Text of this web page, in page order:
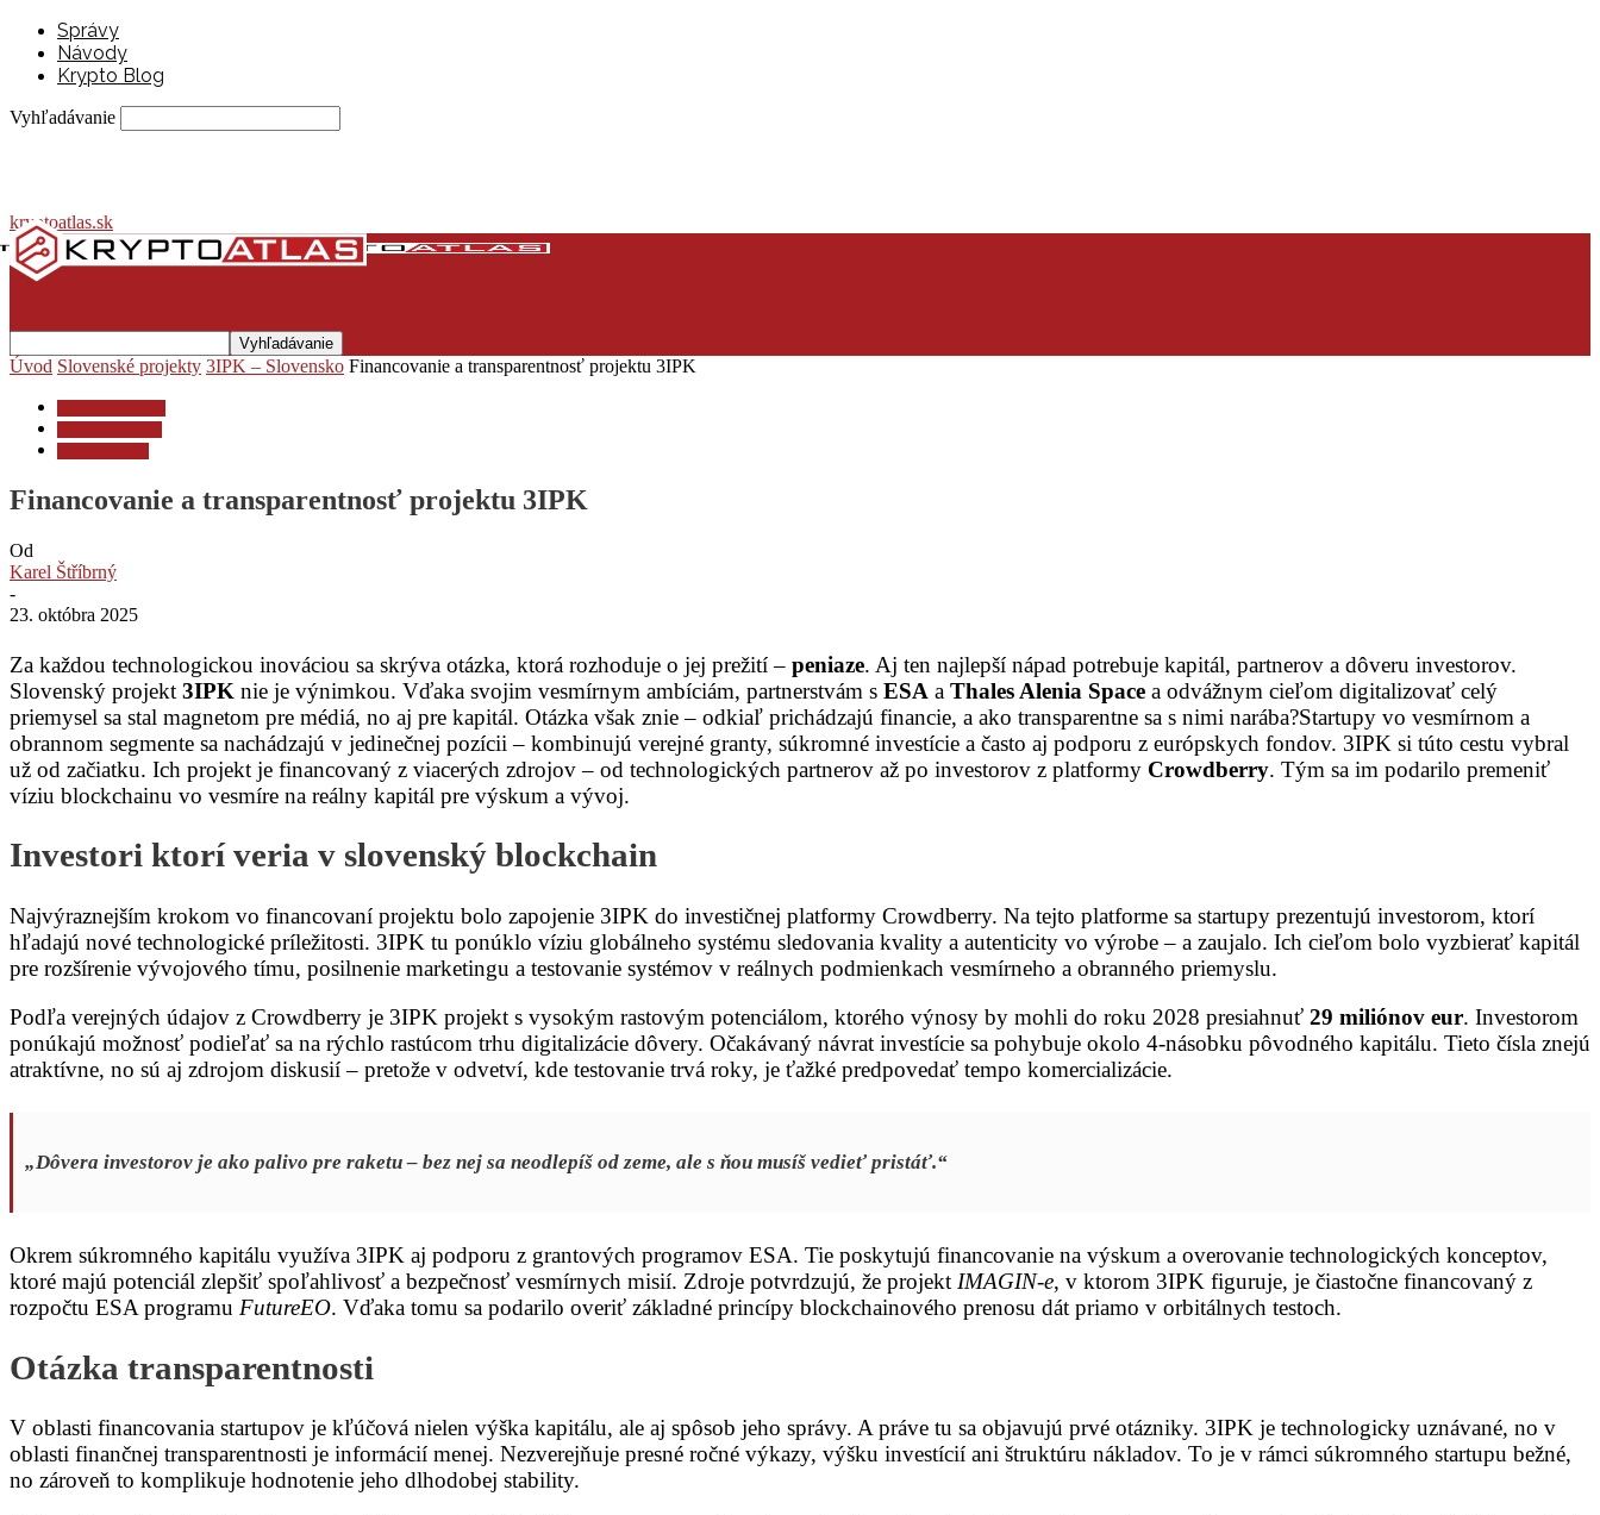
Správy
Návody
Krypto Blog
Vyhľadávanie
kryptoatlas.sk
Úvod Slovenské projekty 3IPK – Slovensko Financovanie a transparentnosť projektu 3IPK
Financovanie a transparentnosť projektu 3IPK
Od
Karel Štříbrný
-
23. októbra 2025
Za každou technologickou inováciou sa skrýva otázka, ktorá rozhoduje o jej prežití – peniaze. Aj ten najlepší nápad potrebuje kapitál, partnerov a dôveru investorov.
Slovenský projekt 3IPK nie je výnimkou. Vďaka svojim vesmírnym ambíciám, partnerstvám s ESA a Thales Alenia Space a odvážnym cieľom digitalizovať celý
priemysel sa stal magnetom pre médiá, no aj pre kapitál. Otázka však znie – odkiaľ prichádzajú financie, a ako transparentne sa s nimi narába?Startupy vo vesmírnom a
obrannom segmente sa nachádzajú v jedinečnej pozícii – kombinujú verejné granty, súkromné investície a často aj podporu z európskych fondov. 3IPK si túto cestu vybral
už od začiatku. Ich projekt je financovaný z viacerých zdrojov – od technologických partnerov až po investorov z platformy Crowdberry. Tým sa im podarilo premeniť
víziu blockchainu vo vesmíre na reálny kapitál pre výskum a vývoj.
Investori ktorí veria v slovenský blockchain
Najvýraznejším krokom vo financovaní projektu bolo zapojenie 3IPK do investičnej platformy Crowdberry. Na tejto platforme sa startupy prezentujú investorom, ktorí
hľadajú nové technologické príležitosti. 3IPK tu ponúklo víziu globálneho systému sledovania kvality a autenticity vo výrobe – a zaujalo. Ich cieľom bolo vyzbierať kapitál
pre rozšírenie vývojového tímu, posilnenie marketingu a testovanie systémov v reálnych podmienkach vesmírneho a obranného priemyslu.
Podľa verejných údajov z Crowdberry je 3IPK projekt s vysokým rastovým potenciálom, ktorého výnosy by mohli do roku 2028 presiahnuť 29 miliónov eur. Investorom
ponúkajú možnosť podieľať sa na rýchlo rastúcom trhu digitalizácie dôvery. Očakávaný návrat investície sa pohybuje okolo 4-násobku pôvodného kapitálu. Tieto čísla znejú
atraktívne, no sú aj zdrojom diskusií – pretože v odvetví, kde testovanie trvá roky, je ťažké predpovedať tempo komercializácie.
„Dôvera investorov je ako palivo pre raketu – bez nej sa neodlepíš od zeme, ale s ňou musíš vedieť pristáť.“
Okrem súkromného kapitálu využíva 3IPK aj podporu z grantových programov ESA. Tie poskytujú financovanie na výskum a overovanie technologických konceptov,
ktoré majú potenciál zlepšiť spoľahlivosť a bezpečnosť vesmírnych misií. Zdroje potvrdzujú, že projekt IMAGIN-e, v ktorom 3IPK figuruje, je čiastočne financovaný z
rozpočtu ESA programu FutureEO. Vďaka tomu sa podarilo overiť základné princípy blockchainového prenosu dát priamo v orbitálnych testoch.
Otázka transparentnosti
V oblasti financovania startupov je kľúčová nielen výška kapitálu, ale aj spôsob jeho správy. A práve tu sa objavujú prvé otázniky. 3IPK je technologicky uznávané, no v
oblasti finančnej transparentnosti je informácií menej. Nezverejňuje presné ročné výkazy, výšku investícií ani štruktúru nákladov. To je v rámci súkromného startupu bežné,
no zároveň to komplikuje hodnotenie jeho dlhodobej stability.